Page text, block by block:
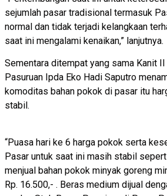
sejumlah pasar tradisional termasuk
normal dan tidak terjadi kelangkaan
saat ini mengalami kenaikan,” lanjutnya.
Sementara ditempat yang sama Kanit
Pasuruan Ipda Eko Hadi Saputro
komoditas bahan pokok di pasar itu
stabil.
“Puasa hari ke 6 harga pokok serta
Pasar untuk saat ini masih stabil
menjual bahan pokok minyak goreng
Rp. 16.500,- . Beras medium dijual